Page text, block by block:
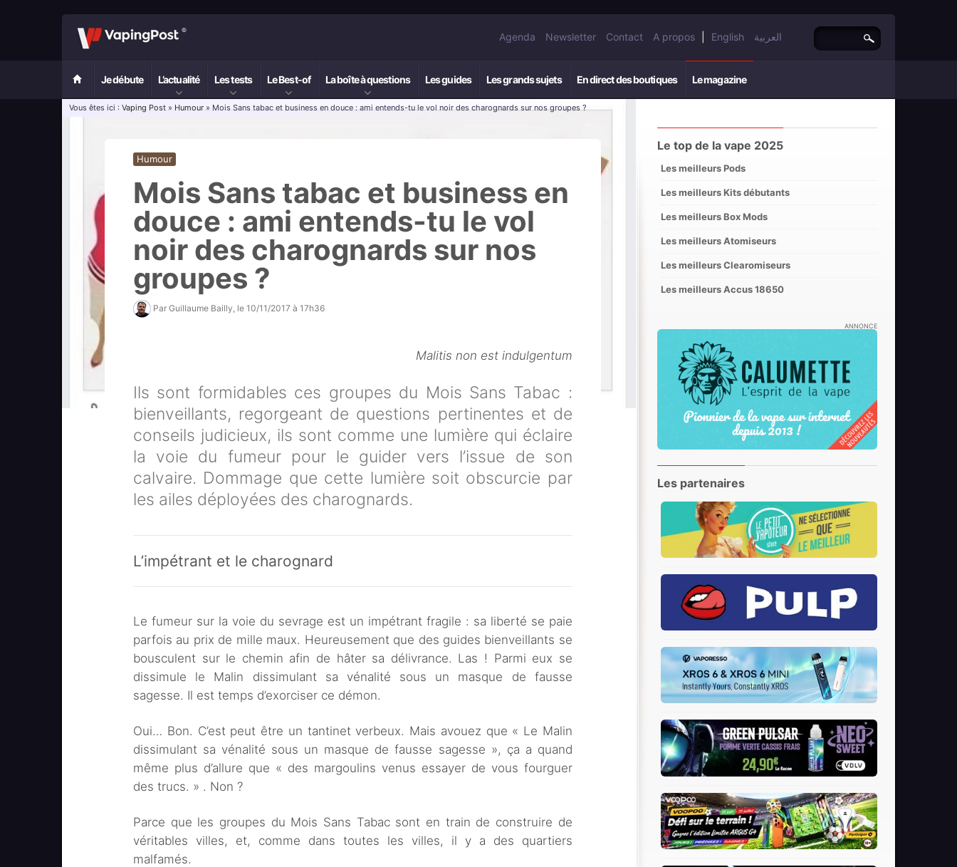
Agenda Newsletter Contact A propos English العربية
Je débute L’actualité Les tests Le Best-of La boîte à questions Les guides Les grands sujets En direct des boutiques Le magazine
Vous êtes ici : Vaping Post » Humour » Mois Sans tabac et business en douce : ami entends-tu le vol noir des charognards sur nos groupes ?
Humour
Mois Sans tabac et business en
douce : ami entends-tu le vol
noir des charognards sur nos
groupes ?
Par Guillaume Bailly , le 10/11/2017 à 17h36
Malitis non est indulgentum
Ils sont formidables ces groupes du Mois Sans Tabac :
bienveillants, regorgeant de questions pertinentes et de
conseils judicieux, ils sont comme une lumière qui éclaire
la voie du fumeur pour le guider vers l’issue de son
calvaire. Dommage que cette lumière soit obscurcie par
les ailes déployées des charognards.
L’impétrant et le charognard
Le fumeur sur la voie du sevrage est un impétrant fragile : sa liberté se paie
parfois au prix de mille maux. Heureusement que des guides bienveillants se
bousculent sur le chemin afin de hâter sa délivrance. Las ! Parmi eux se
dissimule le Malin dissimulant sa vénalité sous un masque de fausse
sagesse. Il est temps d’exorciser ce démon.
Oui… Bon. C’est peut être un tantinet verbeux. Mais avouez que « Le Malin
dissimulant sa vénalité sous un masque de fausse sagesse », ça a quand
même plus d’allure que « des margoulins venus essayer de vous fourguer
des trucs. » . Non ?
Parce que les groupes du Mois Sans Tabac sont en train de construire de
véritables villes, et, comme dans toutes les villes, il y a des quartiers
malfamés.
Le top de la vape 2025
Les meilleurs Pods
Les meilleurs Kits débutants
Les meilleurs Box Mods
Les meilleurs Atomiseurs
Les meilleurs Clearomiseurs
Les meilleurs Accus 18650
ANNONCE
Les partenaires